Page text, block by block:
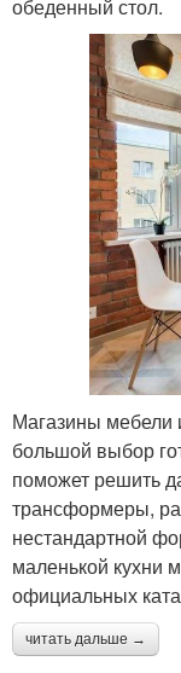
обеденный стол.
Магазины мебели
большой выбор
поможет решить
трансформеры,
нестандартной
маленькой кухни
официальных
читать дальше →